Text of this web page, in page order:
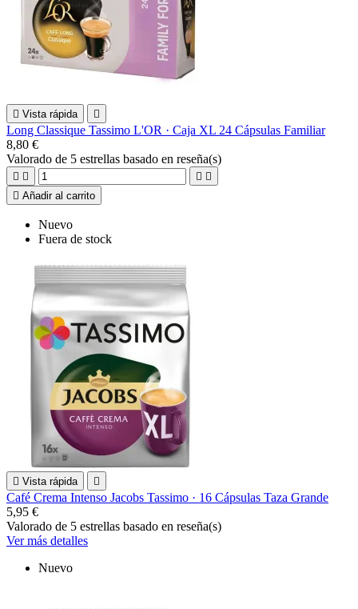
 Vista rápida 
Long Classique Tassimo L'OR · Caja XL 24 Cápsulas Familiar
8,80 €
Valorado de 5 estrellas basado en reseña(s)
   
 Añadir al carrito
Nuevo
Fuera de stock
 Vista rápida 
Café Crema Intenso Jacobs Tassimo · 16 Cápsulas Taza Grande
5,95 €
Valorado de 5 estrellas basado en reseña(s)
Ver más detalles
Nuevo